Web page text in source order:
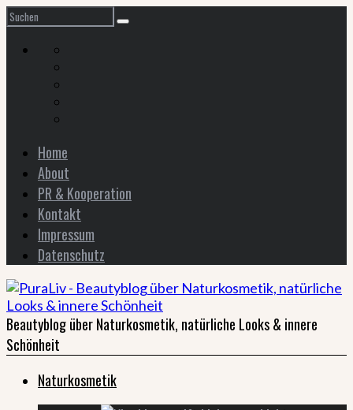
Home
About
PR & Kooperation
Kontakt
Impressum
Datenschutz
Beautyblog über Naturkosmetik, natürliche Looks & innere
Schönheit
Naturkosmetik